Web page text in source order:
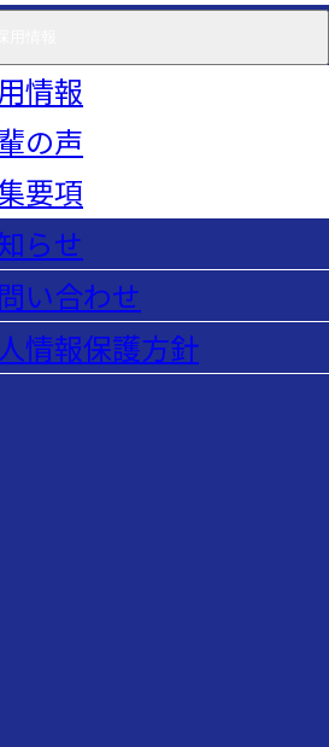
情報
の声
要項
らせ
い合わせ
情報保護方針
に戻る
問い合わせはこちら